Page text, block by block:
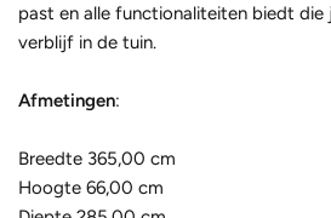
past en alle functionaliteiten biedt
verblijf in de tuin.
Afmetingen:
Breedte 365,00 cm
Hoogte 66,00 cm